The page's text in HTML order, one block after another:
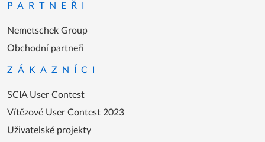
PARTNEŘI
Nemetschek Group
Obchodní partneři
ZÁKAZNÍCI
SCIA User Contest
Vítězové User Contest 2023
Uživatelské projekty